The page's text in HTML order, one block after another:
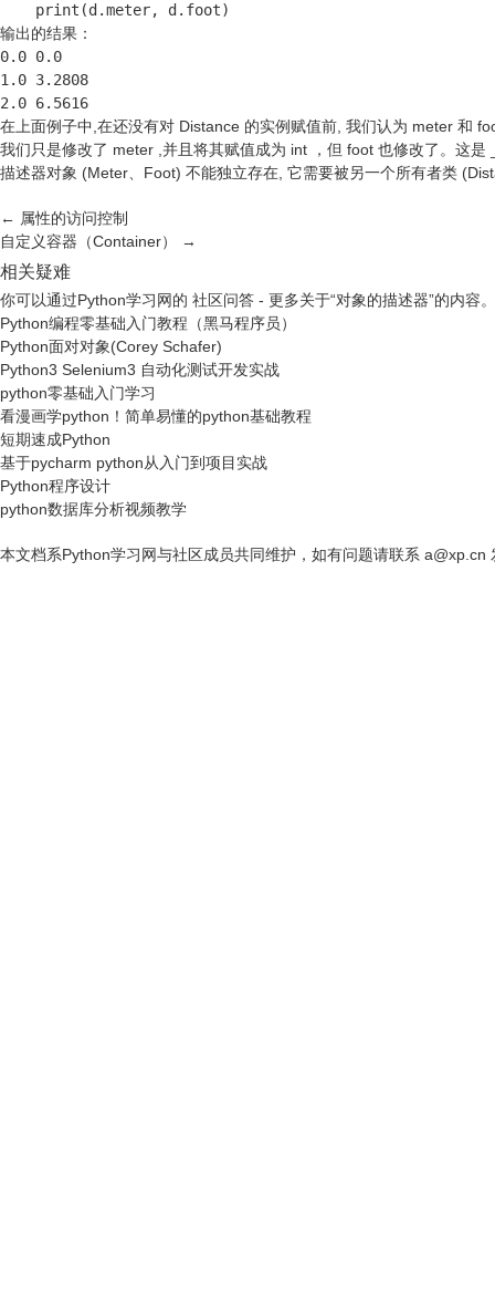
print(d.meter, d.foot)
输出的结果：
0.0 0.0
1.0 3.2808
2.0 6.5616
在上面例子中,在还没有对 Distance 的实例赋值前, 我们认为 meter 和
我们只是修改了 meter ,并且将其赋值成为 int ，但 foot 也修改了。这是
描述器对象 (Meter、Foot) 不能独立存在, 它需要被另一个所有者类
← 属性的访问控制
自定义容器（Container）
→
相关疑难
你可以通过Python学习网的 社区问答 - 更多关于“对象的描述器”的内容
Python编程零基础入门教程（黑马程序员）
Python面对对象(Corey Schafer)
Python3 Selenium3 自动化测试开发实战
python零基础入门学习
看漫画学python！简单易懂的python基础教程
短期速成Python
基于pycharm python从入门到项目实战
Python程序设计
python数据库分析视频教学
本文档系Python学习网与社区成员共同维护，如有问题请联系 a@xp.cn